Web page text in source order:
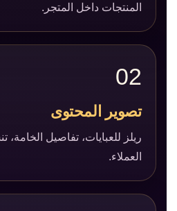
المنتجات داخل المتجر.
02
تصوير المحتوى
ريلز للعبايات، تفاصيل الخامة،
العملاء.